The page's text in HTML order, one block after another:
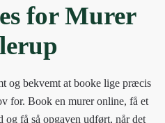
for Murer
og bekvemt at booke lige præcis
for. Book en murer online, få et
få så opgaven udført, når det